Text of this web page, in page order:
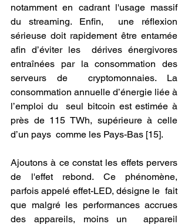
notamment en cadrant l'usage massif
du streaming. Enfin,  une réflexion
sérieuse doit rapidement être entamée
afin d’éviter les  dérives énergivores
entraînées par la consommation des
serveurs de  cryptomonnaies. La
consommation annuelle d’énergie liée à
l’emploi du  seul bitcoin est estimée à
près de 115 TWh, supérieure à celle
d’un pays  comme les Pays-Bas [15].
Ajoutons à ce constat les effets pervers
de l'effet rebond. Ce phénomène,
parfois appelé effet-LED, désigne le  fait
que malgré les performances accrues
des appareils, moins un  appareil